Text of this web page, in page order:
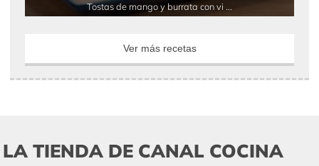
Tostas de mango y burrata con vi ...
Ver más recetas
LA TIENDA DE CANAL COCINA